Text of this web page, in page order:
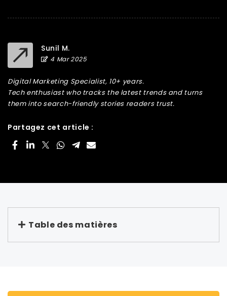
Sunil M.
4 Mar 2025
Digital Marketing Specialist, 10+ years.
Tech enthusiast who tracks the latest trends and turns
them into search-friendly stories readers trust.
Partagez cet article :
Table des matières